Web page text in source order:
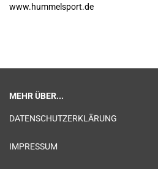
www.hummelsport.de
MEHR ÜBER...
DATENSCHUTZERKLÄRUNG
IMPRESSUM